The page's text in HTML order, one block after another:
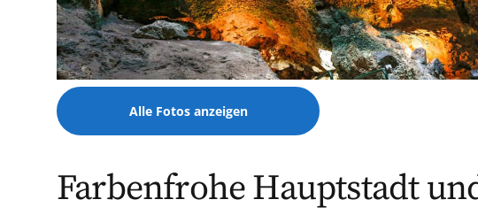
Alle Fotos anzeigen
Farbenfrohe Hauptstadt